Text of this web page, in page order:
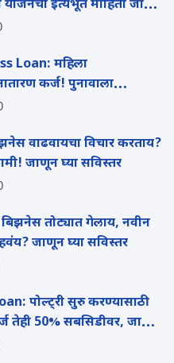
इत्यंभूत माहिती जाणून
Loan: महिला
कर्ज! पुनावाला
50 लाखांपर्यंत बिझनेस लोन
वाढवायचा विचार करताय?
जाणून घ्या सविस्तर
तोट्यात गेलाय, नवीन
जाणून घ्या सविस्तर
पोल्ट्री सुरु करण्यासाठी
तेही 50% सबसिडीवर, जाणून